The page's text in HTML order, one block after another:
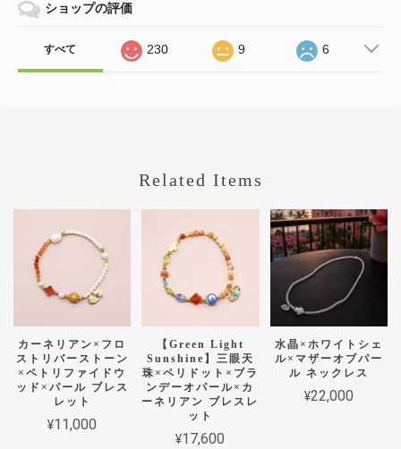
ショップの評価
すべて 230 9 6
Related Items
カーネリアン×フロ
ストリバーストーン
×ペトリファイドウ
ッド×パール ブレス
レット
¥11,000
【Green Light
Sunshine】三眼天
珠×ペリドット×ブラ
ンデーオパール×カ
ーネリアン ブレスレ
ット
¥17,600
水晶×ホワイトシェ
ル×マザーオブパー
ル ネックレス
¥22,000